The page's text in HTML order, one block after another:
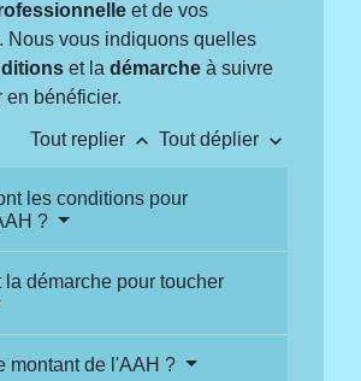
et de vos
. Nous vous indiquons quelles
et ladémarche à suivre
en bénéficier.
Tout replier keyboard_arrow_up Tout déplier keyboard_arrow_down
les conditions pour
?
la démarche pour toucher
montant de l'AAH ?